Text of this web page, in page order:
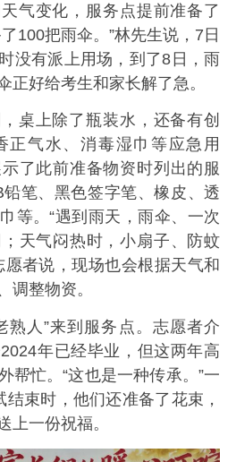
气变化，服务点提前准备了
100把雨伞。”林先生说，7日
没有派上用场，到了8日，雨
正好给考生和家长解了急。
桌上除了瓶装水，还备有创
正气水、消毒湿巾等应急用
了此前准备物资时列出的服
笔、黑色签字笔、橡皮、透
等。“遇到雨天，雨伞、一次
天气闷热时，小扇子、防蚊
愿者说，现场也会根据天气和
调整物资。
熟人”来到服务点。志愿者介
年已经毕业，但这两年高
帮忙。“这也是一种传承。”一
结束时，他们还准备了花束，
上一份祝福。